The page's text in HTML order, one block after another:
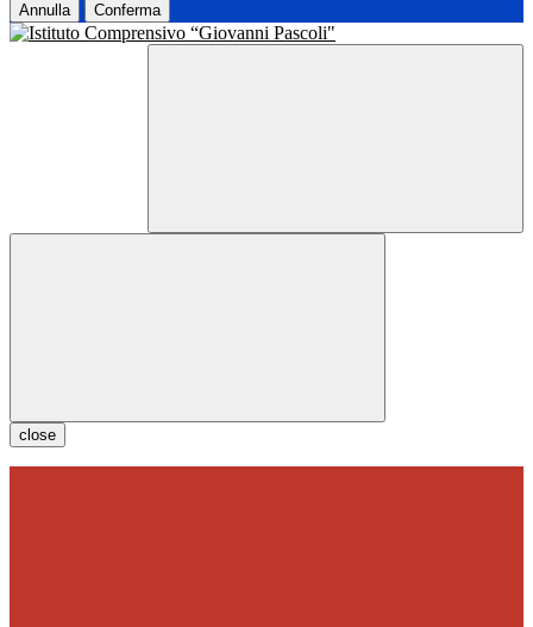
Annulla Conferma
close